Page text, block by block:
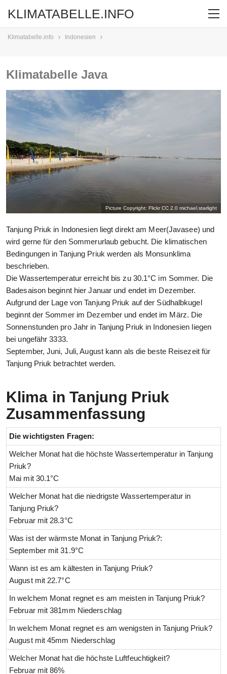
KLIMATABELLE.INFO
Klimatabelle.info Indonesien
Klimatabelle Java
Picture Copyright: Flickr CC 2.0 michael.starlight
Tanjung Priuk in Indonesien liegt direkt am Meer(Javasee) und
wird gerne für den Sommerurlaub gebucht. Die klimatischen
Bedingungen in Tanjung Priuk werden als Monsunklima
beschrieben.
Die Wassertemperatur erreicht bis zu 30.1°C im Sommer. Die
Badesaison beginnt hier Januar und endet im Dezember.
Aufgrund der Lage von Tanjung Priuk auf der Südhalbkugel
beginnt der Sommer im Dezember und endet im März. Die
Sonnenstunden pro Jahr in Tanjung Priuk in Indonesien liegen
bei ungefähr 3333.
September, Juni, Juli, August kann als die beste Reisezeit für
Tanjung Priuk betrachtet werden.
Klima in Tanjung Priuk
Zusammenfassung
Die wichtigsten Fragen:
Welcher Monat hat die höchste Wassertemperatur in Tanjung
Priuk?
Mai mit 30.1°C
Welcher Monat hat die niedrigste Wassertemperatur in
Tanjung Priuk?
Februar mit 28.3°C
Was ist der wärmste Monat in Tanjung Priuk?:
September mit 31.9°C
Wann ist es am kältesten in Tanjung Priuk?
August mit 22.7°C
In welchem Monat regnet es am meisten in Tanjung Priuk?
Februar mit 381mm Niederschlag
In welchem Monat regnet es am wenigsten in Tanjung Priuk?
August mit 45mm Niederschlag
Welcher Monat hat die höchste Luftfeuchtigkeit?
Februar mit 86%